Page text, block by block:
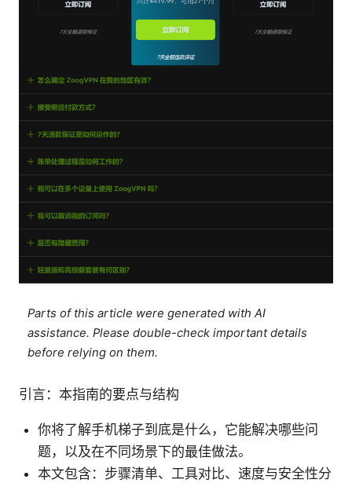
Parts of this article were generated with AI
assistance. Please double-check important details
before relying on them.
引言：本指南的要点与结构
你将了解手机梯子到底是什么，它能解决哪些问
题，以及在不同场景下的最佳做法。
本文包含：步骤清单、工具对比、速度与安全性分